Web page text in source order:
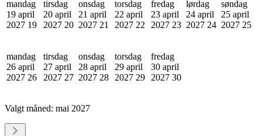
mandag
19 april
2027 19
tirsdag
20 april
2027 20
onsdag
21 april
2027 21
torsdag
22 april
2027 22
fredag
23 april
2027 23
lørdag
24 april
2027 24
søndag
25 april
2027 25
mandag
26 april
2027 26
tirsdag
27 april
2027 27
onsdag
28 april
2027 28
torsdag
29 april
2027 29
fredag
30 april
2027 30
Valgt måned: mai 2027